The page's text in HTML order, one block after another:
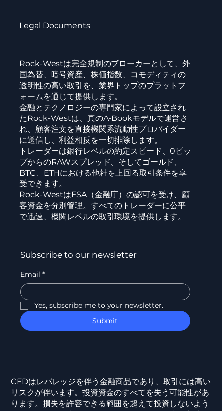
Legal Documents
Rock-Westは完全規制のブローカーとして、外
国為替、暗号資産、株価指数、コモディティの
透明性の高い取引を、業界トップのプラットフ
ォームを通じて提供します。
金融とテクノロジーの専門家によって設立され
たRock-Westは、真のA-Bookモデルで運営さ
れ、顧客注文を直接機関系流動性プロバイダー
に送信し、利益相反を一切排除します。
トレーダーは銀行レベルの約定スピード、0ピッ
プからのRAWスプレッド、そしてゴールド、
BTC、ETHにおける他社を上回る取引条件を享
受できます。
Rock-WestはFSA（金融庁）の認可を受け、顧
客資金を分別管理。すべてのトレーダーに公平
で迅速、機関レベルの取引環境を提供します。
Subscribe to our newsletter
Email *
Yes, subscribe me to your newsletter.
Submit
CFDはレバレッジを伴う金融商品であり、取引には高い
リスクが伴います。投資資金のすべてを失う可能性があ
ります。損失を許容できる範囲を超えて投資しないよう